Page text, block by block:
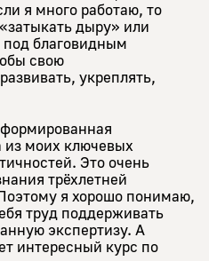
я много работаю, то
дыру» или
под благовидным
свою
укреплять,
из моих ключевых
Это очень
трёхлетней
я хорошо понимаю,
труд поддерживать
экспертизу. А
интересный курс по